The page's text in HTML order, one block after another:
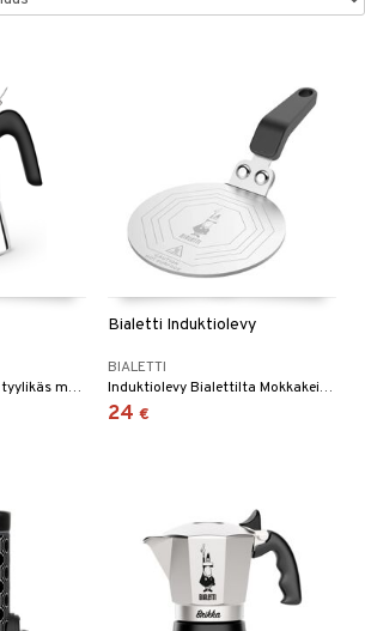
Keitin VENUS. Kätevä tyylikäs mokkakeitin, joka valmistaa kuusi kupillista, Bialetti.
Bialetti Induktiolevy
BIALETTI
Induktiolevy Bialettilta Mokkakeittimelle.
24 €